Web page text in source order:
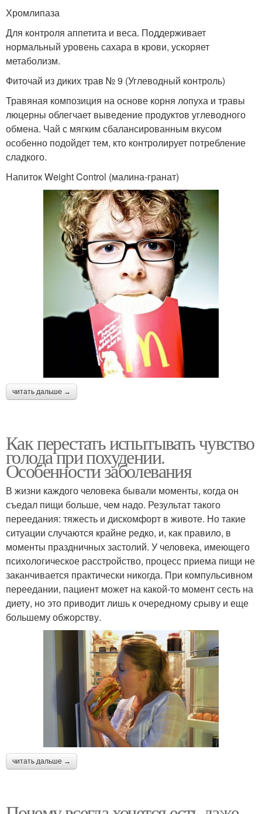
Хромлипаза
Для контроля аппетита и веса. Поддерживает
нормальный уровень сахара в крови, ускоряет
метаболизм.
Фиточай из диких трав № 9 (Углеводный контроль)
Травяная композиция на основе корня лопуха и травы
люцерны облегчает выведение продуктов углеводного
обмена. Чай с мягким сбалансированным вкусом
особенно подойдет тем, кто контролирует потребление
сладкого.
Напиток Weight Control (малина-гранат)
читать дальше →
Как перестать испытывать чувство
голода при похудении.
Особенности заболевания
В жизни каждого человека бывали моменты, когда он
съедал пищи больше, чем надо. Результат такого
переедания: тяжесть и дискомфорт в животе. Но такие
ситуации случаются крайне редко, и, как правило, в
моменты праздничных застолий. У человека, имеющего
психологическое расстройство, процесс приема пищи не
заканчивается практически никогда. При компульсивном
переедании, пациент может на какой-то момент сесть на
диету, но это приводит лишь к очередному срыву и еще
большему обжорству.
читать дальше →